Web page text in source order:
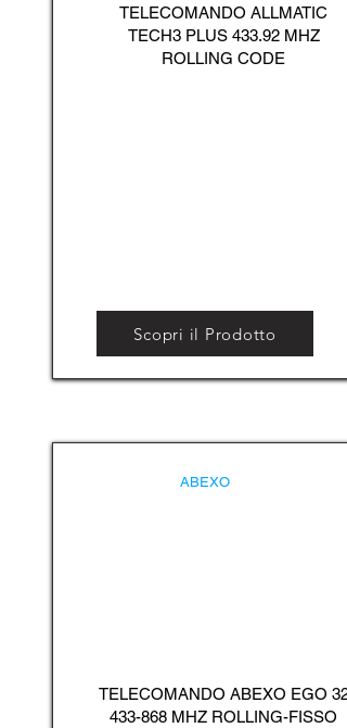
TELECOMANDO ALLMATIC
TECH3 PLUS 433.92 MHZ
ROLLING CODE
Scopri il Prodotto
ABEXO
TELECOMANDO ABEXO EGO 32
433-868 MHZ ROLLING-FISSO